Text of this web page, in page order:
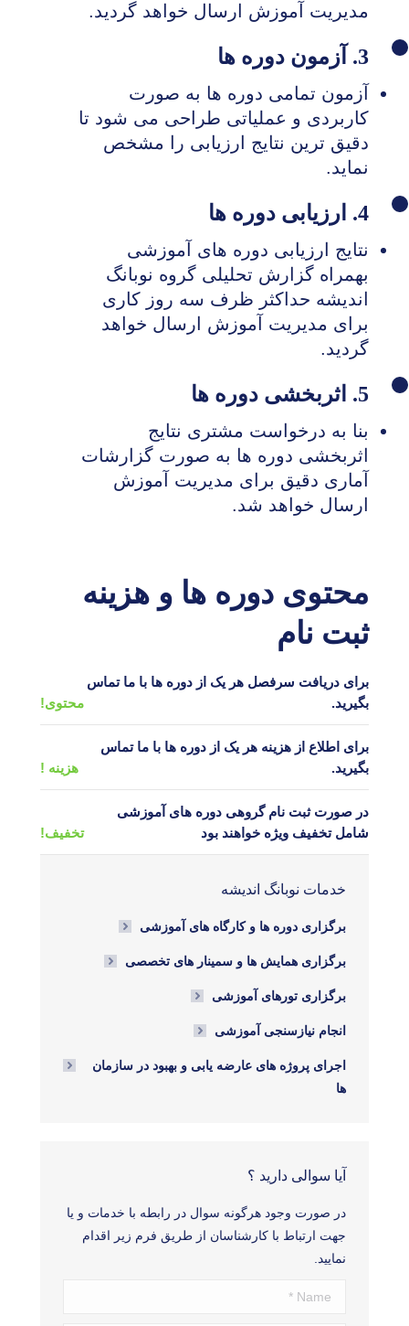
مدیریت آموزش ارسال خواهد گردید.
3. آزمون دوره ها
آزمون تمامی دوره ها به صورت
کاربردی و عملیاتی طراحی می شود تا
دقیق ترین نتایج ارزیابی را مشخص
نماید.
4. ارزیابی دوره ها
نتایج ارزیابی دوره های آموزشی
بهمراه گزارش تحلیلی گروه نوبانگ
اندیشه حداکثر ظرف سه روز کاری
برای مدیریت آموزش ارسال خواهد
گردید.
5. اثربخشی دوره ها
بنا به درخواست مشتری نتایج
اثربخشی دوره ها به صورت گزارشات
آماری دقیق برای مدیریت آموزش
ارسال خواهد شد.
محتوی دوره ها و هزینه
ثبت نام
برای دریافت سرفصل هر یک از دوره ها با ما تماس
بگیرید.
محتوی!
برای اطلاع از هزینه هر یک از دوره ها با ما تماس
بگیرید.
هزینه !
در صورت ثبت نام گروهی دوره های آموزشی
شامل تخفیف ویژه خواهند بود
تخفیف!
خدمات نوبانگ اندیشه
برگزاری دوره ها و کارگاه های آموزشی
برگزاری همایش ها و سمینار های تخصصی
برگزاری تورهای آموزشی
انجام نیازسنجی آموزشی
اجرای پروژه های عارضه یابی و بهبود در سازمان
ها
آیا سوالی دارید ؟
در صورت وجود هرگونه سوال در رابطه با خدمات و یا
جهت ارتباط با کارشناسان از طریق فرم زیر اقدام
نمایید.